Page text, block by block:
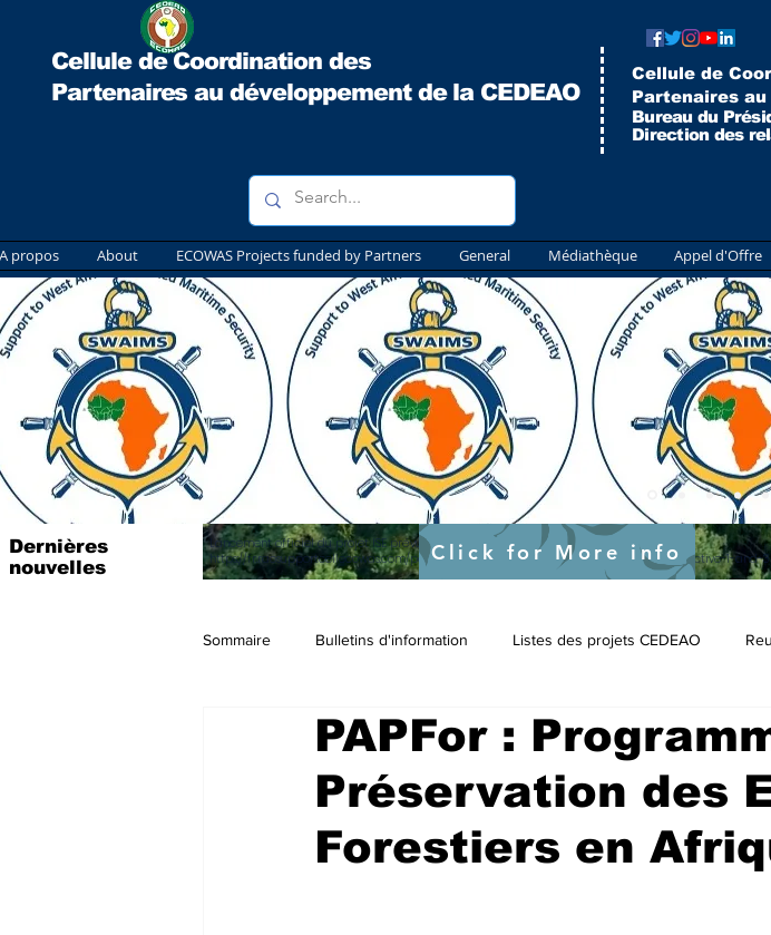
Cellule de Coordination des
Partenaires au développement de la CEDEAO
Cellule de
Partenaires au
Bureau du
Direction des
A propos About ECOWAS Projects funded by Partners General Médiathèque Appel d'Offre
Dernières
nouvelles
Lancement officiel du projet ISE prévu pour le 4 Mars
https://fr.raosupportcellecowas.com/post/institutional-support-to-ecowas-specific-objective-1-and-3
Click for More info
Sommaire Bulletins d'information Listes des projets CEDEAO
PAPFor :
Préservation des
Forestiers en